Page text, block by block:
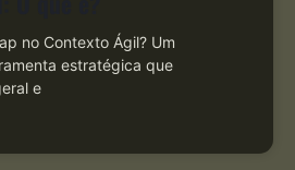
no Contexto Ágil? Um
estratégica que
e